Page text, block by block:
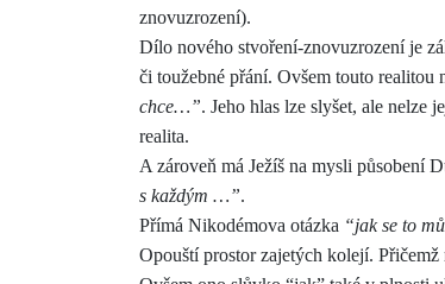
znovuzrození).
Dílo nového stvoření-znovuzrození je
či toužebné přání. Ovšem touto realitou
chce…”. Jeho hlas lze slyšet, ale nelze
realita.
A zároveň má Ježíš na mysli působení
s každým …”.
Přímá Nikodémova otázka “jak se to
Opouští prostor zajetých kolejí.